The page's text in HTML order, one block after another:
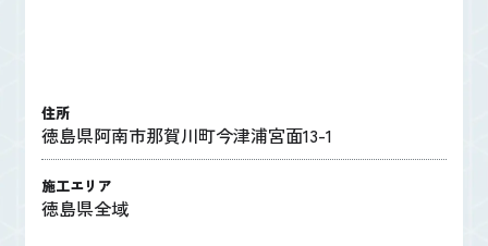
住所
徳島県阿南市那賀川町今津浦宮面13-1
施工エリア
徳島県全域